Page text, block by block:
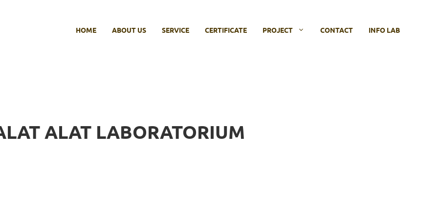
HOME ABOUT US SERVICE CERTIFICATE PROJECT CONTACT INFO LAB
ALAT LABORATORIUM